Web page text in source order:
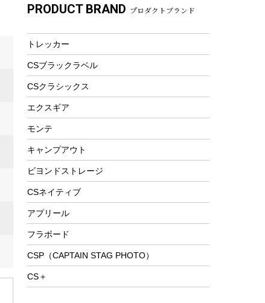
燃料・着火剤・炭
マグカップ、カップ
フードボトル
コーヒー&ミル
トレー
ランチョンマット
ランチボックス
ピクニックセット
レイン
ツール、他
ヘルメット
アクセサリー
自転車用アクセサリー
自転車ウェア
テント
フローティングベスト
ヘルメット
エアーポンプ
ウィンター
防寒ウェア
ツール&アクセサリー
トレッキング
トレッキングステッキ
トレッキングアクセサリー
プレイグッズ
ウェルネス
湯たんぽ
PRODUCT BRAND プロダクトブランド
トレッカー
CSブラックラベル
CSクラシックス
エクスギア
モンテ
キャンプアウト
ビヨンドストレージ
CSネイティブ
アプリール
フラボード
CSP（CAPTAIN STAG PHOTO）
CS＋